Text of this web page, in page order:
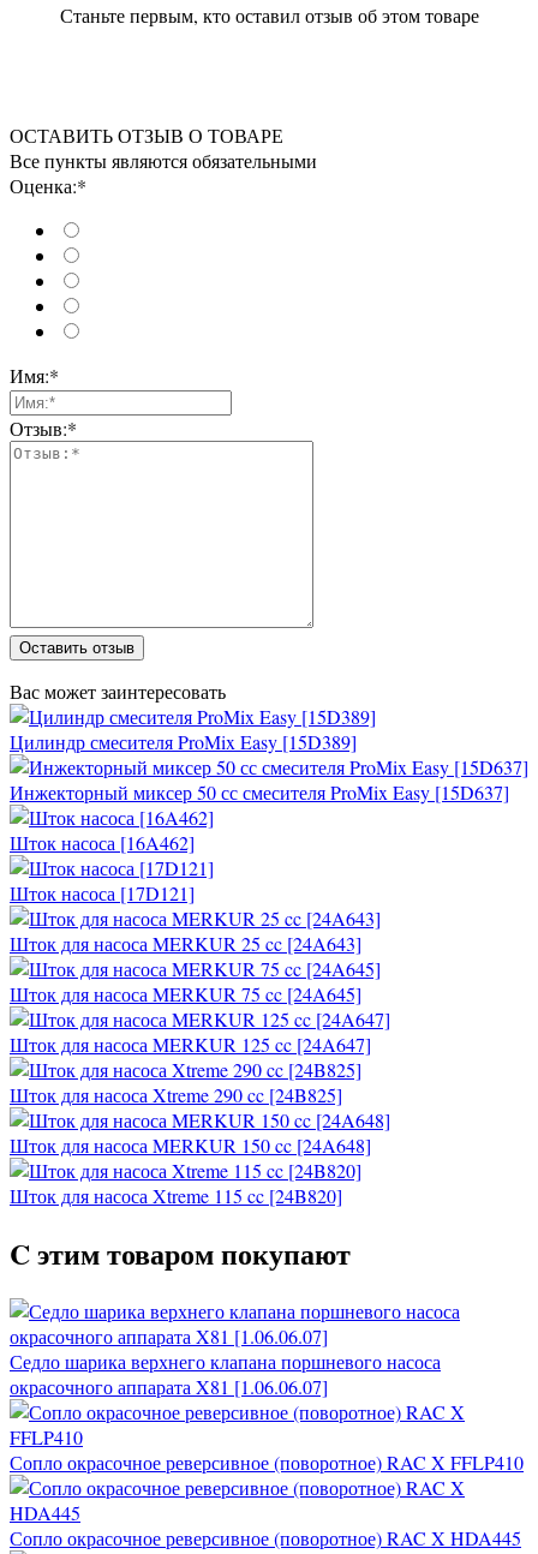
Станьте первым, кто оставил отзыв об этом товаре
ОСТАВИТЬ ОТЗЫВ О ТОВАРЕ
Все пункты являются обязательными
Оценка:*
Имя:*
Отзыв:*
Оставить отзыв
Вас может заинтересовать
Цилиндр смесителя ProMix Easy [15D389]
Инжекторный миксер 50 сс смесителя ProMix Easy [15D637]
Шток насоса [16A462]
Шток насоса [17D121]
Шток для насоса MERKUR 25 cc [24A643]
Шток для насоса MERKUR 75 cc [24A645]
Шток для насоса MERKUR 125 cc [24A647]
Шток для насоса Xtreme 290 cc [24B825]
Шток для насоса MERKUR 150 cc [24A648]
Шток для насоса Xtreme 115 cc [24B820]
C этим товаром покупают
Седло шарика верхнего клапана поршневого насоса
окрасочного аппарата X81 [1.06.06.07]
Сопло окрасочное реверсивное (поворотное) RAC X FFLP410
Сопло окрасочное реверсивное (поворотное) RAC X HDA445